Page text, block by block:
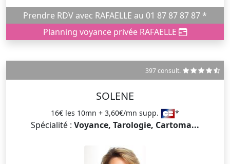
Prendre RDV avec RAFAELLE au 01 87 87 87 87 *
Planning voyance privée RAFAELLE
397 consult.
SOLENE
16€ les 10mn + 3,60€/mn supp. *
Spécialité : Voyance, Tarologie, Cartoma...